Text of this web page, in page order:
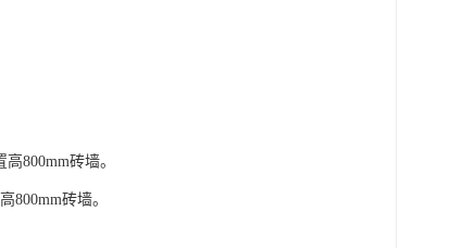
800mm砖墙。
800mm砖墙。